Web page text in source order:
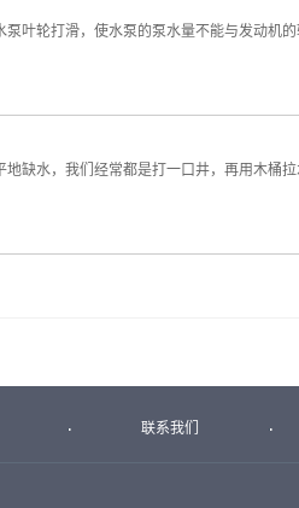
叶轮打滑，使水泵的泵水量不能与发动机
缺水，我们经常都是打一口井，再用木桶
联系我们